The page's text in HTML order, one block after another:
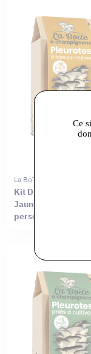
La Boîte À Champignons
Kit DIY – Pleurotes
Jaunes ou Roses
personnes
Ce